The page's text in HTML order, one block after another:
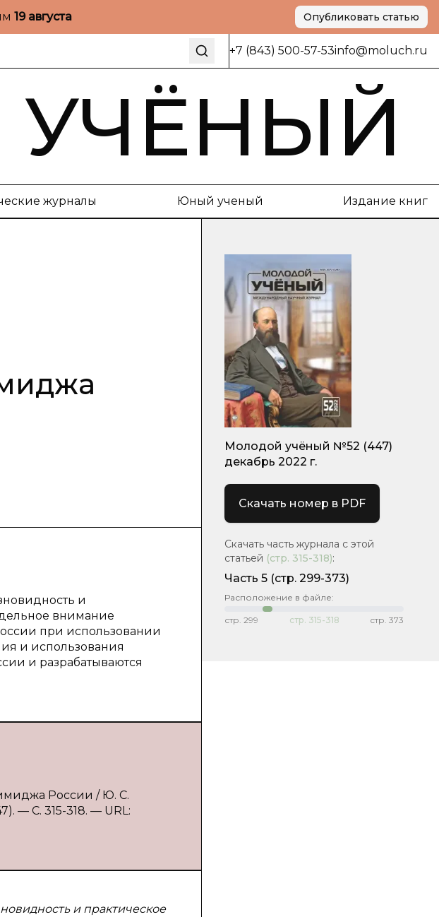
19 августа Опубликовать статью
+7 (843) 500-57-53info@moluch.ru
журналы Юный ученый Издание книг
и
внимание
при использовании
и использования
и разрабатываются
России / Ю. С.
— С. 315-318. — URL:
и практическое
Молодой учёный №52 (447)
декабрь 2022 г.
Скачать номер в PDF
Скачать часть журнала с этой
статьей (стр. 315-318):
Часть 5 (стр. 299-373)
Расположение в файле:
стр. 299 стр. 315-318 стр. 373